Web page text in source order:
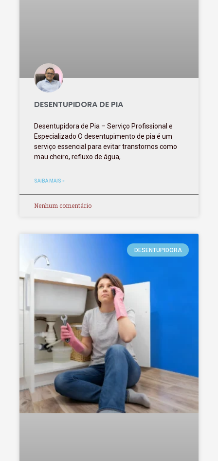
DESENTUPIDORA DE PIA
Desentupidora de Pia – Serviço Profissional e
Especializado O desentupimento de pia é um
serviço essencial para evitar transtornos como
mau cheiro, refluxo de água,
SAIBA MAIS »
Nenhum comentário
DESENTUPIDORA